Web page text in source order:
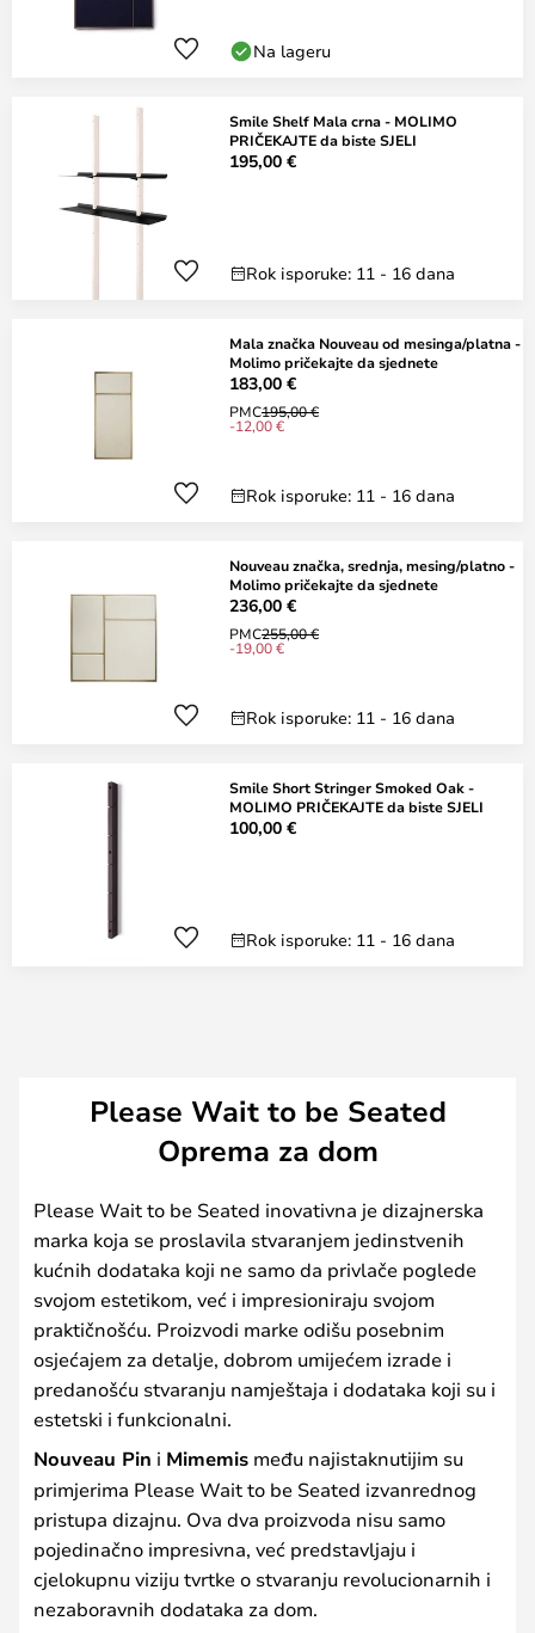
Na lageru
Smile Shelf Mala crna - MOLIMO
PRIČEKAJTE da biste SJELI
195,00 €
Rok isporuke: 11 - 16 dana
Mala značka Nouveau od mesinga/platna -
Molimo pričekajte da sjednete
183,00 €
PMC195,00 €
-12,00 €
Rok isporuke: 11 - 16 dana
Nouveau značka, srednja, mesing/platno -
Molimo pričekajte da sjednete
236,00 €
PMC255,00 €
-19,00 €
Rok isporuke: 11 - 16 dana
Smile Short Stringer Smoked Oak -
MOLIMO PRIČEKAJTE da biste SJELI
100,00 €
Rok isporuke: 11 - 16 dana
Please Wait to be Seated
Oprema za dom
Please Wait to be Seated inovativna je dizajnerska
marka koja se proslavila stvaranjem jedinstvenih
kućnih dodataka koji ne samo da privlače poglede
svojom estetikom, već i impresioniraju svojom
praktičnošću. Proizvodi marke odišu posebnim
osjećajem za detalje, dobrom umijećem izrade i
predanošću stvaranju namještaja i dodataka koji su i
estetski i funkcionalni.
Nouveau Pin i Mimemis među najistaknutijim su
primjerima Please Wait to be Seated izvanrednog
pristupa dizajnu. Ova dva proizvoda nisu samo
pojedinačno impresivna, već predstavljaju i
cjelokupnu viziju tvrtke o stvaranju revolucionarnih i
nezaboravnih dodataka za dom.